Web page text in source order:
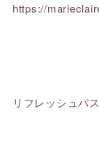
https://
リフレッシュバ